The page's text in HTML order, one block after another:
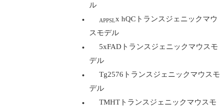
ル
APPSLx hQCトランスジェニックマウ
スモデル
5xFADトランスジェニックマウスモ
デル
Tg2576トランスジェニックマウスモ
デル
TMHTトランスジェニックマウスモ